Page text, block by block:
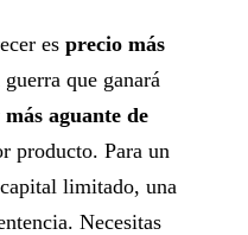
es precio más
que ganará
aguante de
producto. Para un
limitado, una
Necesitas